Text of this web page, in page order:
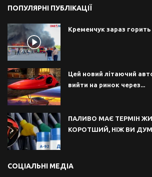
ПОПУЛЯРНІ ПУБЛІКАЦІЇ
Кременчук зараз
Цей новий літаючий
вийти на ринок через...
ПАЛИВО МАЄ ТЕРМІН
КОРОТШИЙ, НІЖ ВИ
СОЦІАЛЬНІ МЕДІА